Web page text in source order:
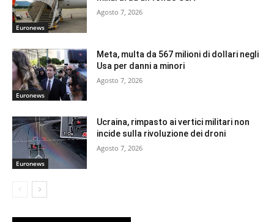
Euronews
Agosto 7, 2026
Euronews
Meta, multa da 567 milioni di dollari negli
Usa per danni a minori
Agosto 7, 2026
Euronews
Ucraina, rimpasto ai vertici militari non
incide sulla rivoluzione dei droni
Agosto 7, 2026